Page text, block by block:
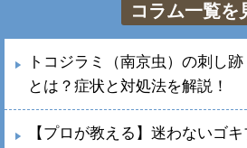
コラム一覧を
トコジラミ（南京虫）の刺し
とは？症状と対処法を解説！
【プロが教える】迷わないゴ